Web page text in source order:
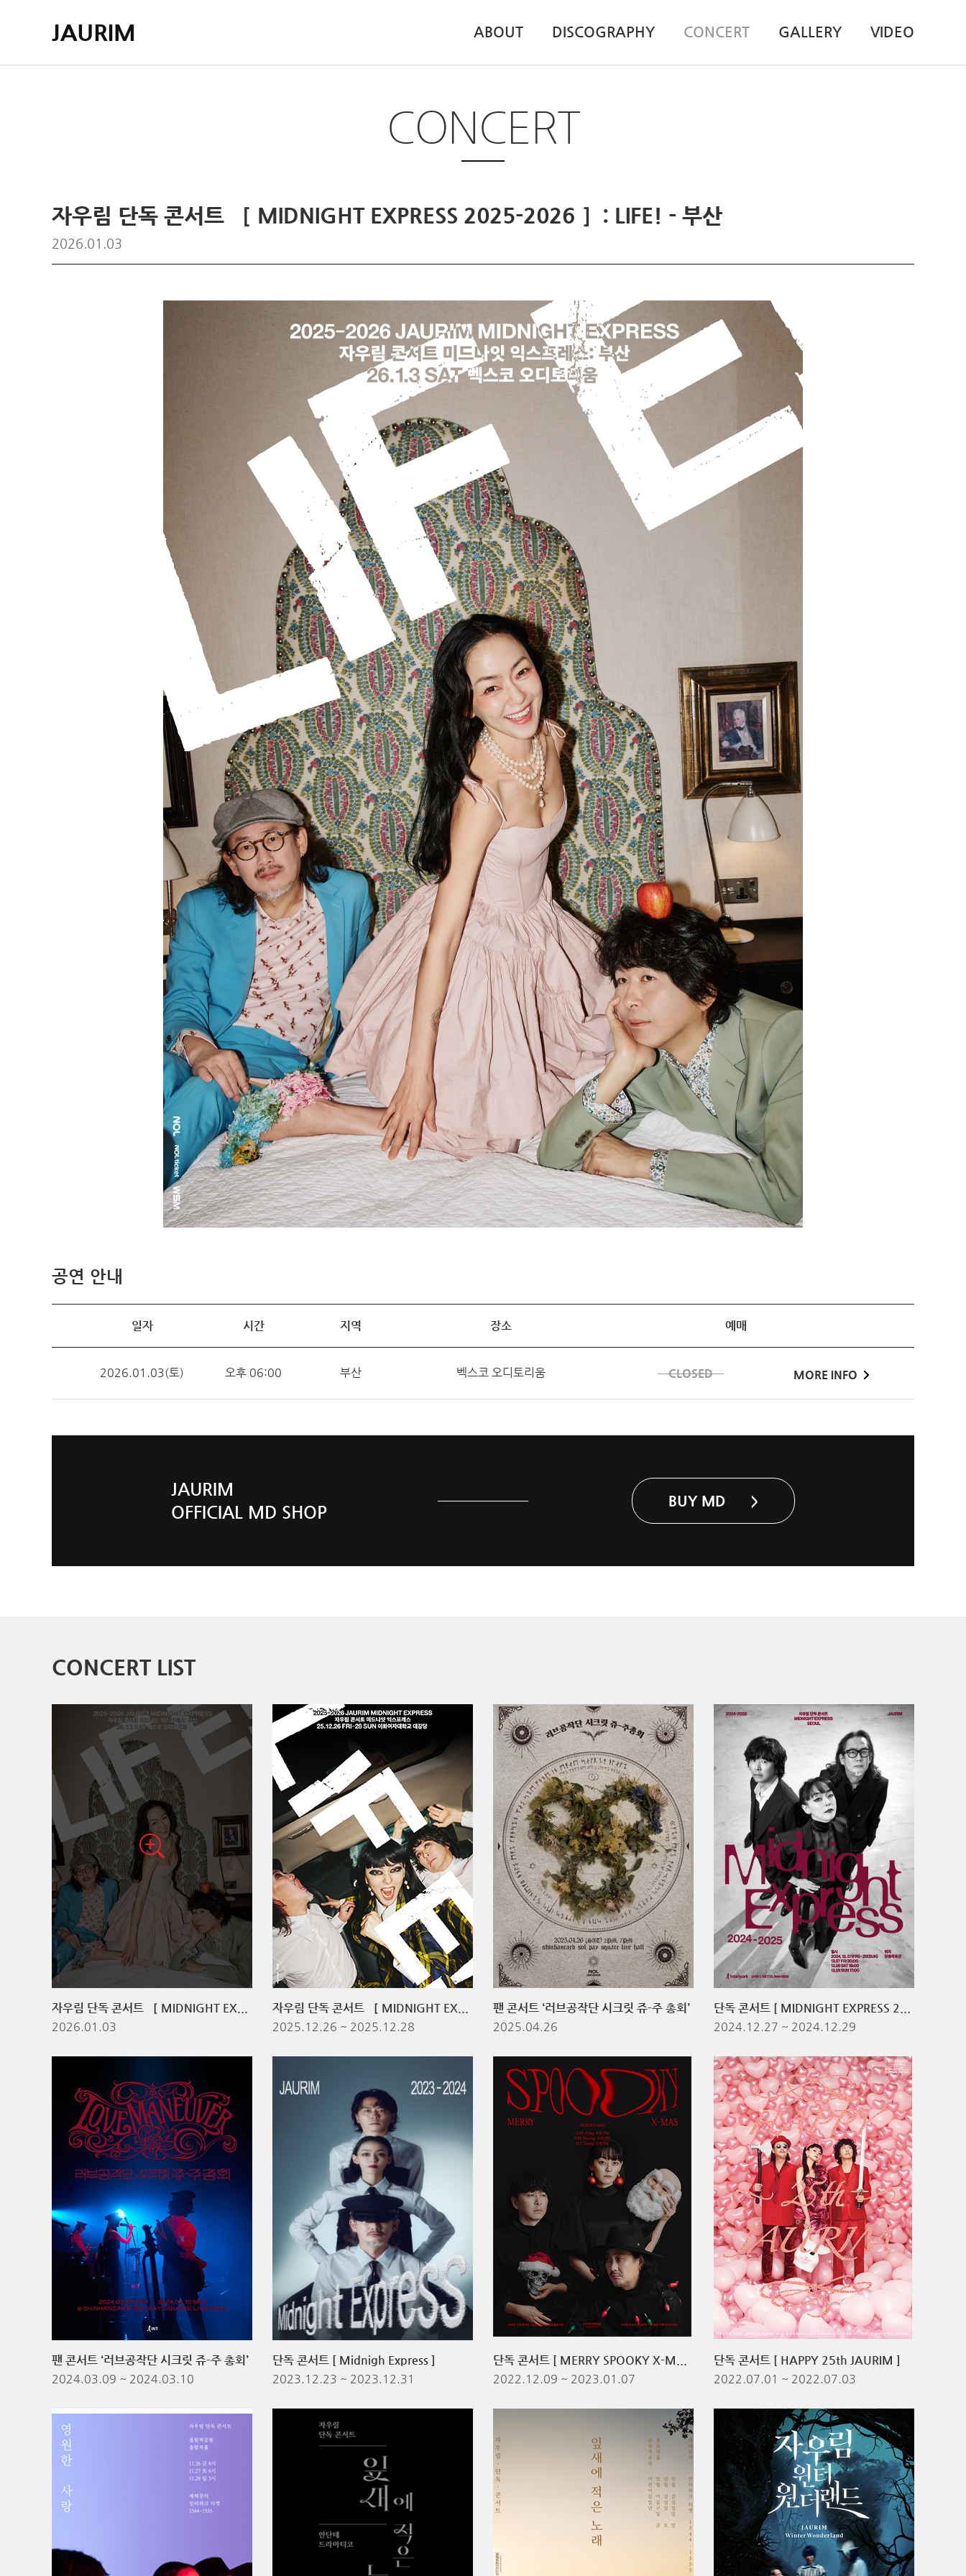
JAURIM ABOUT DISCOGRAPHY CONCERT GALLERY VIDEO
CONCERT
자우림 단독 콘서트 ［ MIDNIGHT EXPRESS 2025-2026 ］: LIFE! - 부산
2026.01.03
공연 안내
일자 시간 지역 장소 예매
2026.01.03(토) 오후 06:00 부산 벡스코 오디토리움 CLOSED MORE INFO
JAURIM
OFFICIAL MD SHOP
BUY MD
CONCERT LIST
2026.01.03
2025.12.26 ~ 2025.12.28
팬 콘서트 ‘러브공작단 시크릿 쥬-주 총회’
2025.04.26
2024.12.27 ~ 2024.12.29
팬 콘서트 ‘러브공작단 시크릿 쥬-주 총회’
2024.03.09 ~ 2024.03.10
단독 콘서트 [ Midnigh Express ]
2023.12.23 ~ 2023.12.31
2022.12.09 ~ 2023.01.07
단독 콘서트 [ HAPPY 25th JAURIM ]
2022.07.01 ~ 2022.07.03